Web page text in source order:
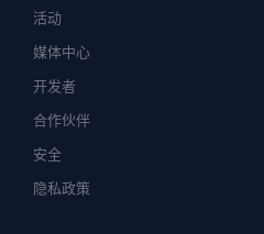
活动
媒体中心
开发者
合作伙伴
安全
隐私政策